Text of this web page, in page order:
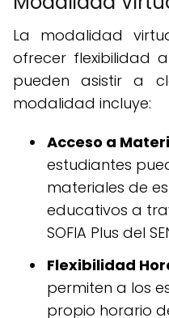
La modalidad
ofrecer flexibilidad
pueden asistir a
modalidad incluye:
Acceso a
estudiantes
materiales de
educativos a
SOFIA Plus del
Flexibilidad
permiten a los
propio horario